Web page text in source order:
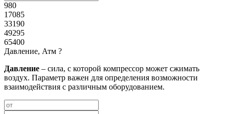
980
17085
33190
49295
65400
Давление, Атм ?
Давление – сила, с которой компрессор может сжимать
воздух. Параметр важен для определения возможности
взаимодействия с различным оборудованием.